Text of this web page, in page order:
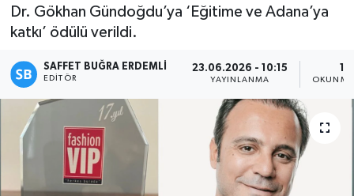
Dr. Gökhan Gündoğdu’ya ‘Eğitime ve Adana’ya
katkı’ ödülü verildi.
SAFFET BUĞRA ERDEMLI
EDITÖR
23.06.2026 - 10:15
YAYINLANMA
Resmi İlanlar
Sağlık
Siyaset
Spor
Yaşam